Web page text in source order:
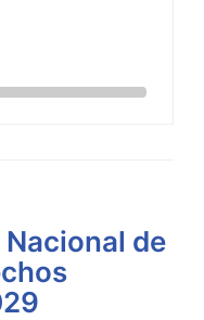
Nacional de